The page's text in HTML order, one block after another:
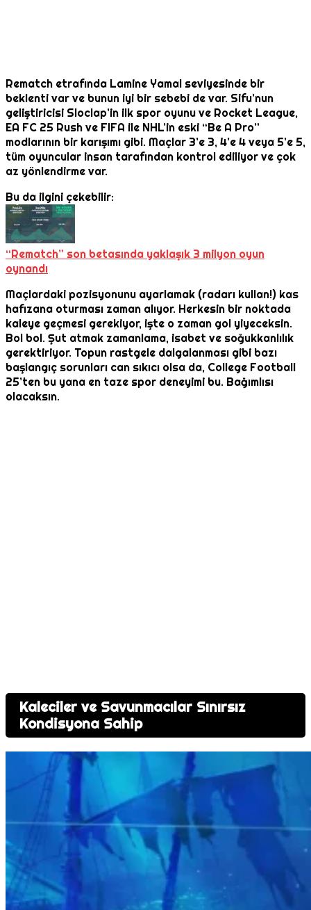
Rematch etrafında Lamine Yamal seviyesinde bir
beklenti var ve bunun iyi bir sebebi de var. Sifu’nun
geliştiricisi Sloclap’in ilk spor oyunu ve Rocket League,
EA FC 25 Rush ve FIFA ile NHL’in eski “Be A Pro”
modlarının bir karışımı gibi. Maçlar 3’e 3, 4’e 4 veya 5’e 5,
tüm oyuncular insan tarafından kontrol ediliyor ve çok
az yönlendirme var.
Bu da ilgini çekebilir:
“Rematch” son betasında yaklaşık 3 milyon oyun
oynandı
Maçlardaki pozisyonunu ayarlamak (radarı kullan!) kas
hafızana oturması zaman alıyor. Herkesin bir noktada
kaleye geçmesi gerekiyor, işte o zaman gol yiyeceksin.
Bol bol. Şut atmak zamanlama, isabet ve soğukkanlılık
gerektiriyor. Topun rastgele dalgalanması gibi bazı
başlangıç sorunları can sıkıcı olsa da, College Football
25’ten bu yana en taze spor deneyimi bu. Bağımlısı
olacaksın.
Kaleciler ve Savunmacılar Sınırsız
Kondisyona Sahip